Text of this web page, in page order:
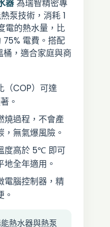
器為瑞智精密專
泵技術，消耗 1
電的熱水量，比
電費。搭配
，適合家庭與商
（COP）可達
。
燒過程，不會產
無氣爆風險。
度高於 5℃ 即可
全年適用。
電腦控制器，精
熱水器與熱泵